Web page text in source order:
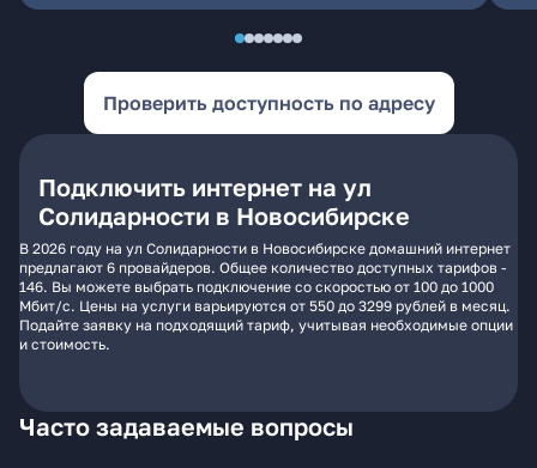
Проверить доступность по адресу
Подключить интернет на ул
Солидарности в Новосибирске
В 2026 году на ул Солидарности в Новосибирске домашний интернет
предлагают 6 провайдеров. Общее количество доступных тарифов -
146. Вы можете выбрать подключение со скоростью от 100 до 1000
Мбит/с. Цены на услуги варьируются от 550 до 3299 рублей в месяц.
Подайте заявку на подходящий тариф, учитывая необходимые опции
и стоимость.
Часто задаваемые вопросы